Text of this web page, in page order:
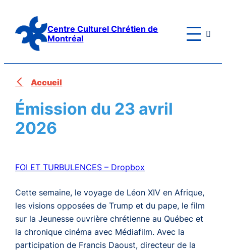
contenu
Centre Culturel Chrétien de
Montréal

Accueil
Émission du 23 avril
2026
FOI ET TURBULENCES – Dropbox
Cette semaine, le voyage de Léon XIV en Afrique,
les visions opposées de Trump et du pape, le film
sur la Jeunesse ouvrière chrétienne au Québec et
la chronique cinéma avec Médiafilm. Avec la
participation de Francis Daoust, directeur de la